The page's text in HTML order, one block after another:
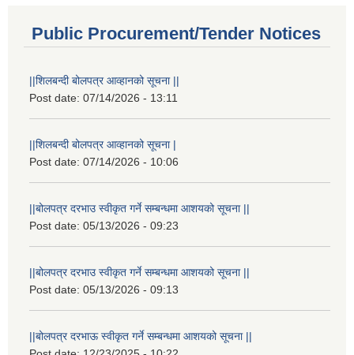
Public Procurement/Tender Notices
||शिलबन्दी बोलपत्र आव्हानको सूचना ||
Post date: 07/14/2026 - 13:11
||शिलबन्दी बोलपत्र आव्हानको सूचना |
Post date: 07/14/2026 - 10:06
||बोलपत्र दरभाउ स्वीकृत गर्ने सम्बन्धमा आशयको सूचना ||
Post date: 05/13/2026 - 09:23
||बोलपत्र दरभाउ स्वीकृत गर्ने सम्बन्धमा आशयको सूचना ||
Post date: 05/13/2026 - 09:13
||बोलपत्र दरभाऊ स्वीकृत गर्ने सम्बन्धमा आशयको सूचना ||